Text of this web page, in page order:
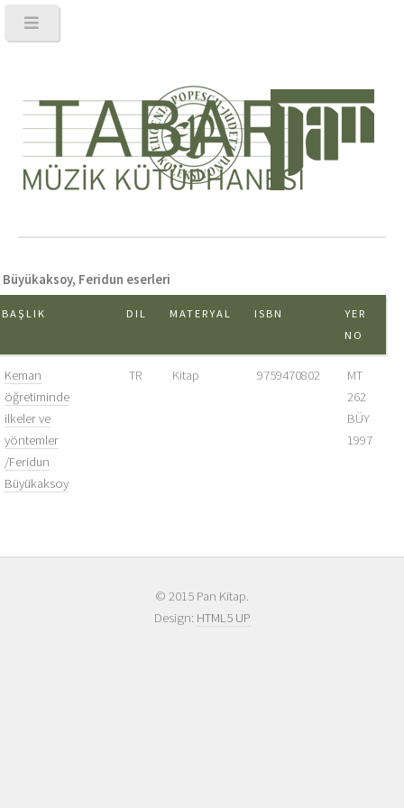
Büyükaksoy, Feridun eserleri
BAŞLIK DIL MATERYAL ISBN
YER
NO
Keman
öğretiminde
ilkeler ve
yöntemler
/Feridun
Büyükaksoy
TR Kitap 9759470802
MT
262
BÜY
1997
© 2015 Pan Kitap.
Design: HTML5 UP